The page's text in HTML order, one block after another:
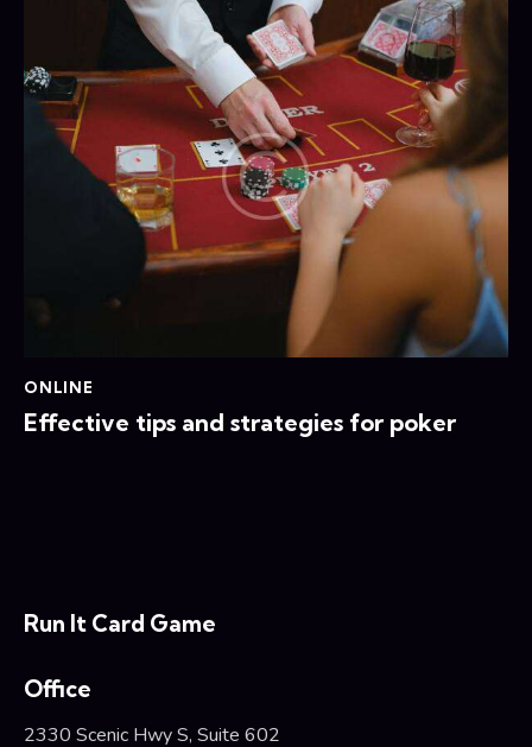
ONLINE
Effective tips and strategies for poker
Run It Card Game
Office
2330 Scenic Hwy S, Suite 602